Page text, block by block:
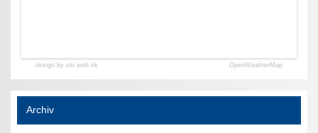
design by siti web ok OpenWeatherMap
Archiv